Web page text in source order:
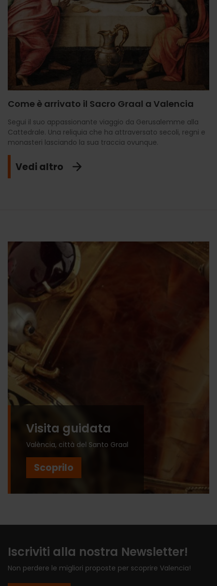
Come è arrivato il Sacro Graal a Valencia
Segui il suo appassionante viaggio da Gerusalemme alla
Cattedrale. Una reliquia che ha attraversato secoli, regni e
monasteri lasciando la sua traccia ovunque.
Vedi altro
Visita guidata
València, città del Santo Graal
Scoprilo
Iscriviti alla nostra Newsletter!
Non perdere le migliori proposte per scoprire Valencia!